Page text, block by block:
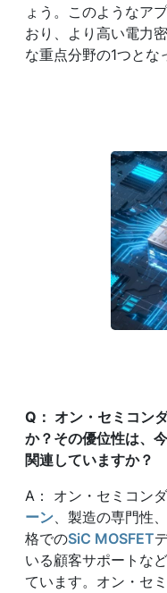
ょう。このようなア
おり、より高い電力
な重点分野の1つとな
Q ： オン・セミコン
か？その優位性は、
関連していますか？
A： オン・セミコンダ
ーン、製造の専門性
格でのSiC MOSFET
いる顧客サポートな
ています。オン・セ